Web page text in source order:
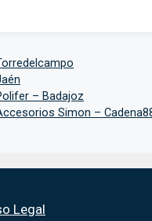
– Badajoz
Simon –
Legal